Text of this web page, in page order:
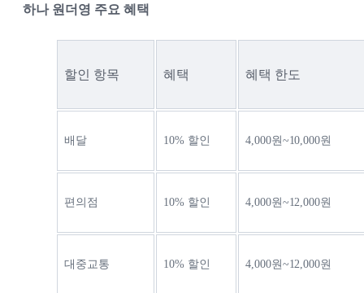
하나 원더영 주요 혜택
할인 항목 혜택 혜택 한도
배달 10% 할인 4,000원~10,000원
편의점 10% 할인 4,000원~12,000원
대중교통 10% 할인 4,000원~12,000원